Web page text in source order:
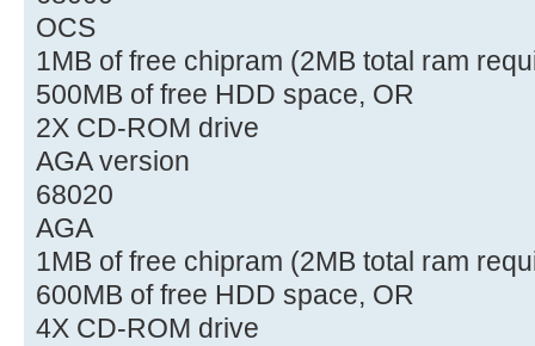
OCS
1MB of free chipram (2MB total ram
500MB of free HDD space, OR
2X CD-ROM drive
AGA version
68020
AGA
1MB of free chipram (2MB total ram
600MB of free HDD space, OR
4X CD-ROM drive